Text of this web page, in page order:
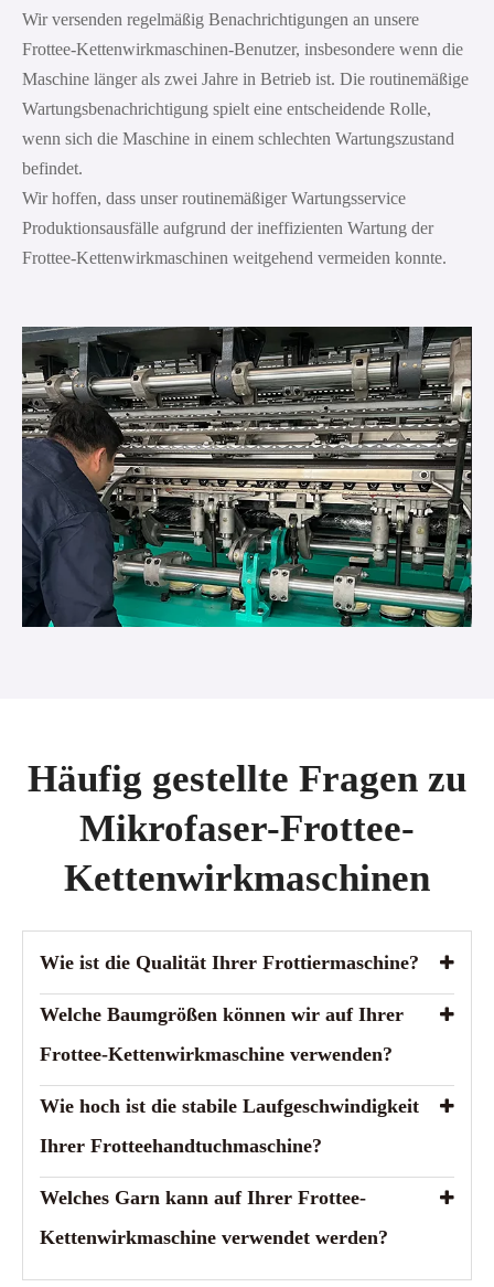
Wir versenden regelmäßig Benachrichtigungen an unsere
Frottee-Kettenwirkmaschinen-Benutzer, insbesondere wenn die
Maschine länger als zwei Jahre in Betrieb ist. Die routinemäßige
Wartungsbenachrichtigung spielt eine entscheidende Rolle,
wenn sich die Maschine in einem schlechten Wartungszustand
befindet.
Wir hoffen, dass unser routinemäßiger Wartungsservice
Produktionsausfälle aufgrund der ineffizienten Wartung der
Frottee-Kettenwirkmaschinen weitgehend vermeiden konnte.
Häufig gestellte Fragen zu
Mikrofaser-Frottee-
Kettenwirkmaschinen
Wie ist die Qualität Ihrer Frottiermaschine?
Welche Baumgrößen können wir auf Ihrer
Frottee-Kettenwirkmaschine verwenden?
Wie hoch ist die stabile Laufgeschwindigkeit
Ihrer Frotteehandtuchmaschine?
Welches Garn kann auf Ihrer Frottee-
Kettenwirkmaschine verwendet werden?